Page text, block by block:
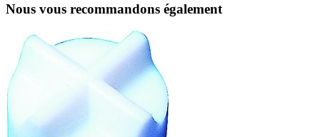
Nous vous recommandons également